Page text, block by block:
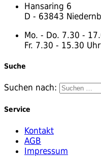
Hansaring 6
D - 63843
Mo. - Do. 7.30 -
Fr. 7.30 - 15.30 Uhr
Suche
Suchen nach:
Service
Kontakt
AGB
Impressum